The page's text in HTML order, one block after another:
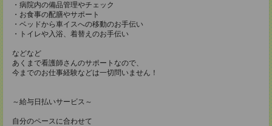
・病院内の備品管理やチェック
・お食事の配膳やサポート
・ベッドから車イスへの移動のお手伝い
・トイレや入浴、着替えのお手伝い
などなど
あくまで看護師さんのサポートなので、
今までのお仕事経験などは一切問いません！
～給与日払いサービス～
自分のペースに合わせて